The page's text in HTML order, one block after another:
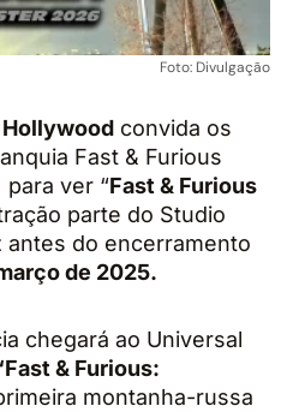
Foto: Divulgação
convida os
Fast & Furious
para ver “Fast & Furious
parte do Studio
antes do encerramento
de 2025.
chegará ao Universal
& Furious:
montanha-russa